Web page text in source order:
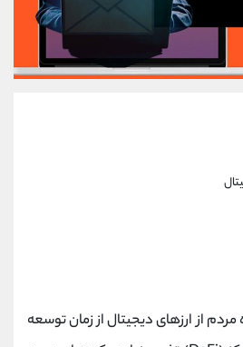
از ارزهای دیجیتال از زمان توسعه
09304891085
شروع گفتگو
@Armteam_admin_103
103
021-22021040